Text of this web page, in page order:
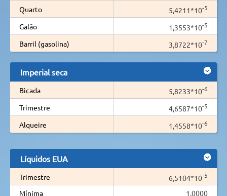
Quarto
5,4211*10-5
Galão 1,3553*10-5
Barril (gasolina) 3,8722*10-7
Imperial seca
Bicada 5,8233*10-6
Trimestre 4,6587*10-5
Alqueire 1,4558*10-6
Líquidos EUA
Trimestre 6,5104*10-5
Mínima 1,0000